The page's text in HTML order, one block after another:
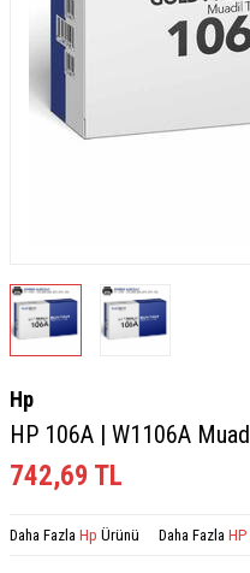
Hp
HP 106A | W1106A
742,69 TL
Daha Fazla Hp Ürünü Daha Fazla